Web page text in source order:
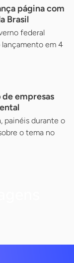
página com
Brasil
federal
em 4
empresas
painéis durante o
o tema no